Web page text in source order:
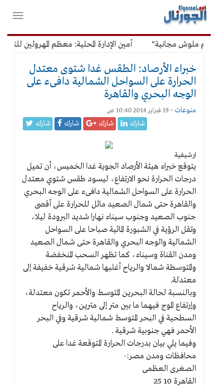
القائمة
الرئيسية
فتح
ملوش مجانية" أمين الإدارة المحلية: معظم المهرولين
خبراء الأرصاد: الطقس غدا شتوى معتدل
الحرارة على السواحل الشمالية دافىء على
الوجه البحري والقاهرة
منوعات - 19 فبراير 2014 10:40 ص
شارك شارك شارك شارك
ارشيفية
يتوقع خبراء هيئة الأرصاد الجوية غدا الخميس، أن تميل
درجات الحرارة نحو الارتفاع، ليسود طقس شتوي معتدل
الحرارة على السواحل الشمالية دافىء على الوجه البحري
والقاهرة حتى شمال الصعيد مائل للحرارة على أقصى
جنوب الصعيد وجنوب سيناء نهارا شديد البرودة ليلا،
وتقل الرؤية في الشبورة المائية صباحا على السواحل
الشمالية والوجه البحري والقاهرة حتى شمال الصعيد
ومدن القناة وسيناء، كما تظهر السحب المنخفضة
والمتوسطة شمالا والرياح أغلبها شمالية شرقية خفيفة إلى
معتدلة.
وبالنسبة لحالة البحرين المتوسط والأحمر تكون معتدلة،
وإرتفاع الموج فيهما ما بين متر إلى مترين، والرياح
السطحية في البحر المتوسط شمالية شرقية وفي البحر
الأحمر فهي جنوبية شرقية .
وفيما يلي بيان بدرجات الحرارة المتوقعة غدا على
محافظات ومدن مصر:-
الصغرى العظمى
القاهرة 10 25